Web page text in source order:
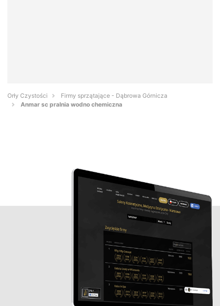
Orły Czystości
Firmy sprzątające - Dąbrowa Górnicza
Anmar sc pralnia wodno chemiczna